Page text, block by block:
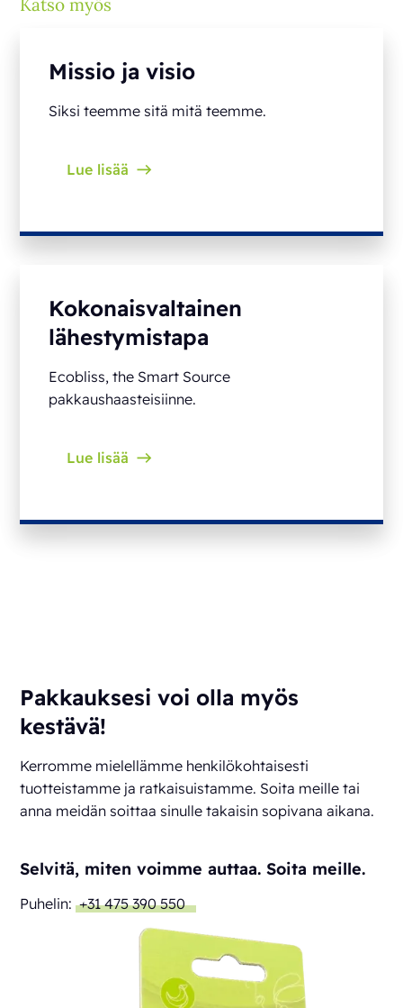
Katso myös
Missio ja visio
Siksi teemme sitä mitä teemme.
Lue lisää
Kokonaisvaltainen
lähestymistapa
Ecobliss, the Smart Source
pakkaushaasteisiinne.
Lue lisää
Pakkauksesi voi olla myös
kestävä!
Kerromme mielellämme henkilökohtaisesti
tuotteistamme ja ratkaisuistamme. Soita meille tai
anna meidän soittaa sinulle takaisin sopivana aikana.
Selvitä, miten voimme auttaa. Soita meille.
Puhelin: +31 475 390 550